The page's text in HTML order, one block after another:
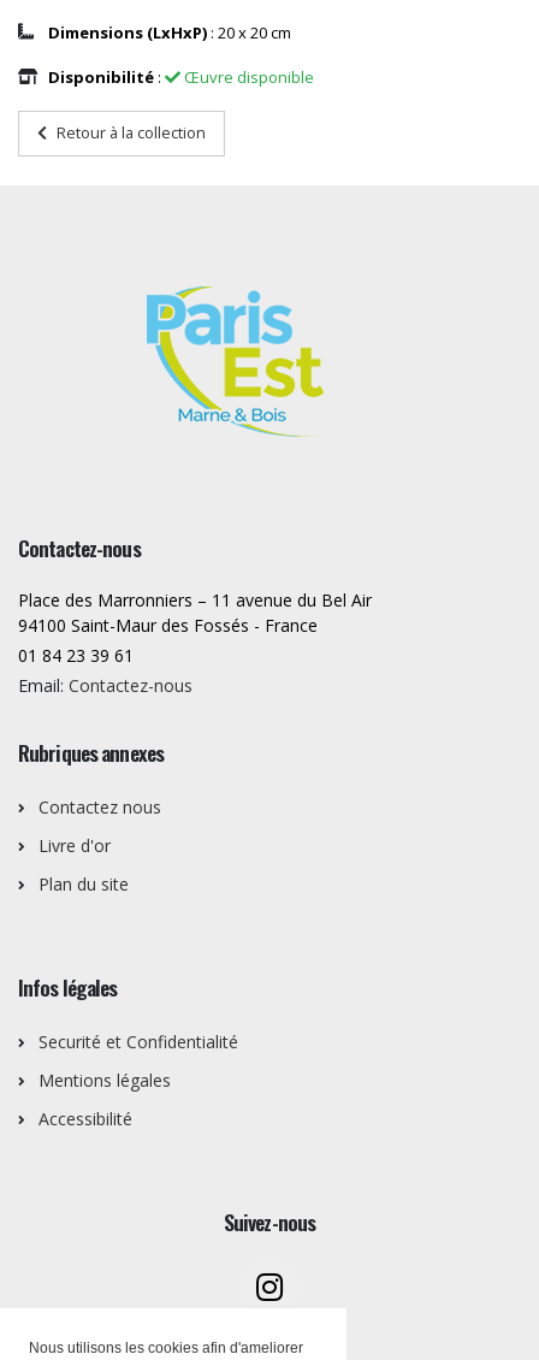
Nous utilisons les cookies afin d'ameliorer
Dimensions (LxHxP) : 20 x 20 cm
Disponibilité : Œuvre disponible
Retour à la collection
Contactez-nous
Place des Marronniers – 11 avenue du Bel Air
94100 Saint-Maur des Fossés - France
01 84 23 39 61
Email: Contactez-nous
Rubriques annexes
Contactez nous
Livre d'or
Plan du site
Infos légales
Securité et Confidentialité
Mentions légales
Accessibilité
Suivez-nous